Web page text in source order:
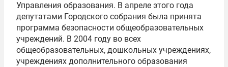
Управления образования. В апреле этого года
депутатами Городского собрания была принята
программа безопасности общеобразовательных
учреждений. В 2004 году во всех
общеобразовательных, дошкольных учреждениях,
учреждениях дополнительного образования